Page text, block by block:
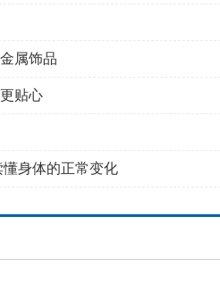
属饰品
贴心
身体的正常变化